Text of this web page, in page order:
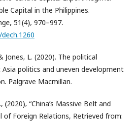
Capital in the Philippines.
51(4), 970–997.
Jones, L. (2020). The political
politics and uneven development
Palgrave Macmillan.
(2020), “China’s Massive Belt and
of Foreign Relations, Retrieved from: